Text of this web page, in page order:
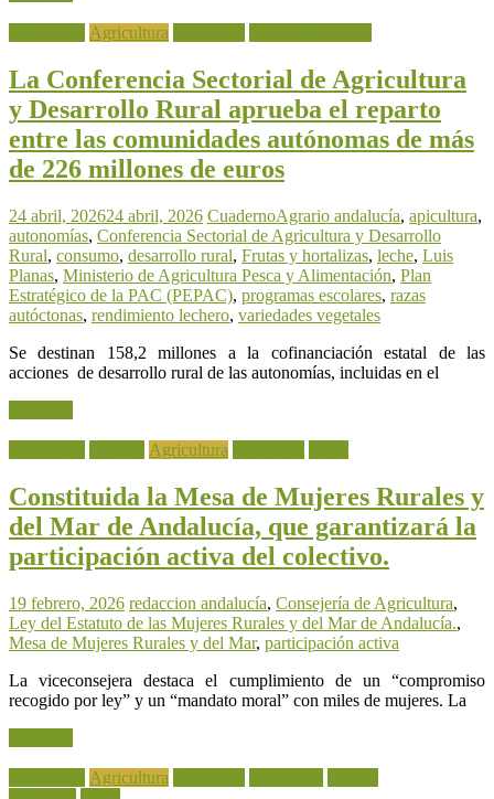
Agricultura
La Conferencia Sectorial de Agricultura
y Desarrollo Rural aprueba el reparto
entre las comunidades autónomas de más
de 226 millones de euros
24 abril, 202624 abril, 2026 CuadernoAgrario andalucía, apicultura,
autonomías, Conferencia Sectorial de Agricultura y Desarrollo
Rural, consumo, desarrollo rural, Frutas y hortalizas, leche, Luis
Planas, Ministerio de Agricultura Pesca y Alimentación, Plan
Estratégico de la PAC (PEPAC), programas escolares, razas
autóctonas, rendimiento lechero, variedades vegetales
Se destinan 158,2 millones a la cofinanciación estatal de las
acciones de desarrollo rural de las autonomías, incluidas en el
Agricultura
Constituida la Mesa de Mujeres Rurales y
del Mar de Andalucía, que garantizará la
participación activa del colectivo.
19 febrero, 2026 redaccion andalucía, Consejería de Agricultura,
Ley del Estatuto de las Mujeres Rurales y del Mar de Andalucía.,
Mesa de Mujeres Rurales y del Mar, participación activa
La viceconsejera destaca el cumplimiento de un “compromiso
recogido por ley” y un “mandato moral” con miles de mujeres. La
Agricultura